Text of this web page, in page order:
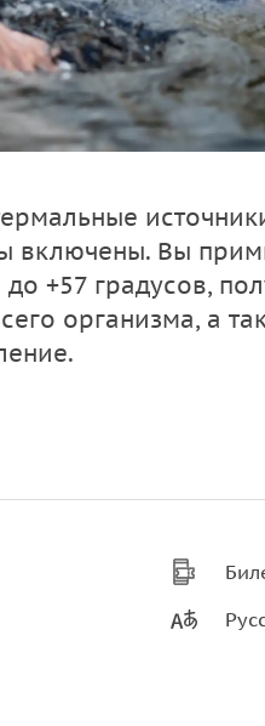
включены. Вы
+57 градусов,
организма, а